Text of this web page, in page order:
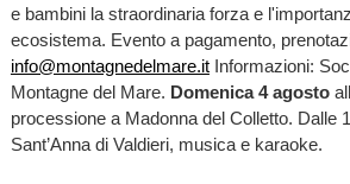
e bambini la straordinaria forza e
ecosistema. Evento a pagamento,
info@montagnedelmare.itInformazioni:
Montagne del Mare. Domenica 4 agosto
processione a Madonna del Colletto. Dalle
Sant’Anna di Valdieri, musica e karaoke.